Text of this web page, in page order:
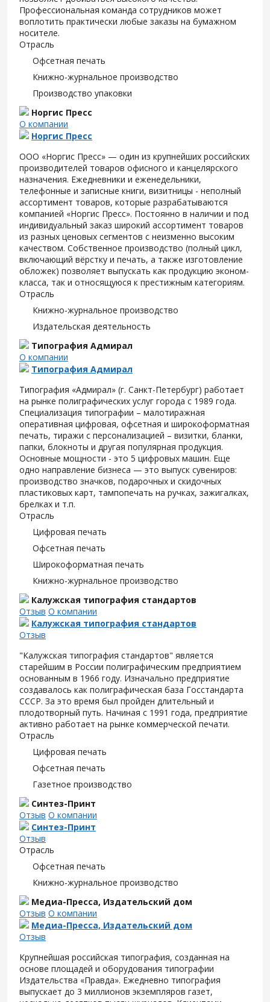
Профессиональная команда сотрудников может
воплотить практически любые заказы на бумажном
носителе.
Отрасль
Офсетная печать
Книжно-журнальное производство
Производство упаковки
Норгис Пресс
О компании
Норгис Пресс
ООО «Норгис Пресс» — один из крупнейших российских
производителей товаров офисного и канцелярского
назначения. Ежедневники и еженедельники,
телефонные и записные книги, визитницы - неполный
ассортимент товаров, которые разрабатываются
компанией «Норгис Пресс». Постоянно в наличии и под
индивидуальный заказ широкий ассортимент товаров
из разных ценовых сегментов с неизменно высоким
качеством. Собственное производство (полный цикл,
включающий вёрстку и печать, а также изготовление
обложек) позволяет выпускать как продукцию эконом-
класса, так и относящуюся к престижным категориям.
Отрасль
Книжно-журнальное производство
Издательская деятельность
Типография Адмирал
О компании
Типография Адмирал
Типография «Адмирал» (г. Санкт-Петербург) работает
на рынке полиграфических услуг города с 1989 года.
Специализация типографии – малотиражная
оперативная цифровая, офсетная и широкоформатная
печать, тиражи с персонализацией – визитки, бланки,
папки, блокноты и другая популярная продукция.
Основные мощности - это 5 цифровых машин. Еще
одно направление бизнеса — это выпуск сувениров:
производство значков, подарочных и скидочных
пластиковых карт, тампопечать на ручках, зажигалках,
брелках и т.п.
Отрасль
Цифровая печать
Офсетная печать
Широкоформатная печать
Книжно-журнальное производство
Калужская типография стандартов
Отзыв О компании
Калужская типография стандартов
Отзыв
"Калужская типография стандартов" является
старейшим в России полиграфическим предприятием
основанным в 1966 году. Изначально предприятие
создавалось как полиграфическая база Госстандарта
СССР. За это время был пройден длительный и
плодотворный путь. Начиная с 1991 года, предприятие
активно работает на рынке коммерческой печати.
Отрасль
Цифровая печать
Офсетная печать
Газетное производство
Синтез-Принт
Отзыв О компании
Синтез-Принт
Отзыв
Отрасль
Офсетная печать
Книжно-журнальное производство
Медиа-Пресса, Издательский дом
Отзыв О компании
Медиа-Пресса, Издательский дом
Отзыв
Крупнейшая российская типография, созданная на
основе площадей и оборудования типографии
Издательства «Правда». Ежедневно типография
выпускает до 3 миллионов экземпляров газет,